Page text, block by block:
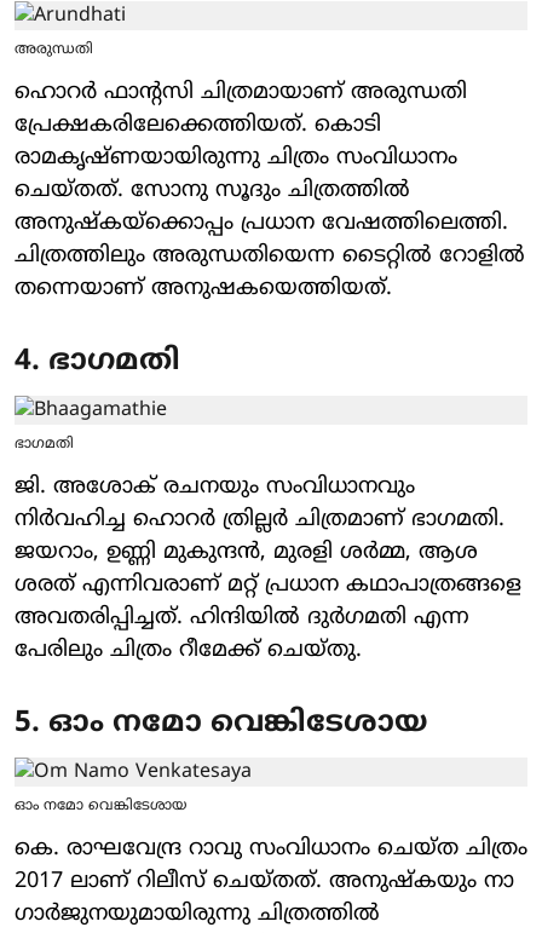
അരുന്ധതി
ഹൊറർ ഫാന്റസി ചിത്രമായാണ് അരുന്ധതി
പ്രേക്ഷകരിലേക്കെത്തിയത്. കൊടി
രാമകൃഷ്ണയായിരുന്നു ചിത്രം സംവിധാനം
ചെയ്തത്. സോനു സൂദും ചിത്രത്തിൽ
അനുഷ്കയ്ക്കൊപ്പം പ്രധാന വേഷത്തിലെത്തി.
ചിത്രത്തിലും അരുന്ധതിയെന്ന ടൈറ്റിൽ റോളിൽ
തന്നെയാണ് അനുഷകയെത്തിയത്.
4. ഭാഗമതി
ഭാഗമതി
ജി. അശോക് രചനയും സംവിധാനവും
നിർവഹിച്ച ഹൊറർ ത്രില്ലർ ചിത്രമാണ് ഭാഗമതി.
ജയറാം, ഉണ്ണി മുകുന്ദൻ, മുരളി ശർമ്മ, ആശ
ശരത് എന്നിവരാണ് മറ്റ് പ്രധാന കഥാപാത്രങ്ങളെ
അവതരിപ്പിച്ചത്. ഹിന്ദിയിൽ ദുർഗമതി എന്ന
പേരിലും ചിത്രം റീമേക്ക് ചെയ്തു.
5. ഓം നമോ വെങ്കിടേശായ
ഓം നമോ വെങ്കിടേശായ
കെ. രാഘവേന്ദ്ര റാവു സംവിധാനം ചെയ്ത ചിത്രം
2017 ലാണ് റിലീസ് ചെയ്തത്. അനുഷ്കയും നാ​
ഗാർജുനയുമായിരുന്നു ചിത്രത്തിൽ